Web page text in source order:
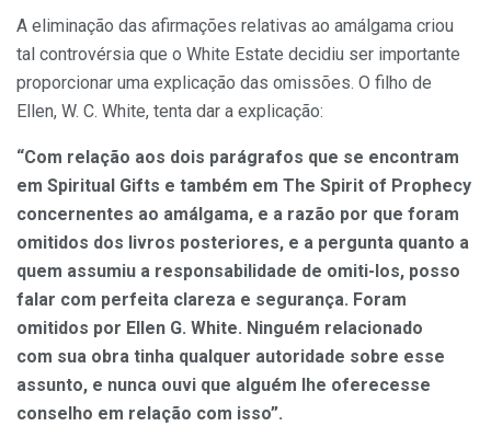
A eliminação das afirmações relativas ao amálgama criou
tal controvérsia que o White Estate decidiu ser importante
proporcionar uma explicação das omissões. O filho de
Ellen, W. C. White, tenta dar a explicação:
“Com relação aos dois parágrafos que se encontram
em Spiritual Gifts e também em The Spirit of Prophecy
concernentes ao amálgama, e a razão por que foram
omitidos dos livros posteriores, e a pergunta quanto a
quem assumiu a responsabilidade de omiti-los, posso
falar com perfeita clareza e segurança. Foram
omitidos por Ellen G. White. Ninguém relacionado
com sua obra tinha qualquer autoridade sobre esse
assunto, e nunca ouvi que alguém lhe oferecesse
conselho em relação com isso”.